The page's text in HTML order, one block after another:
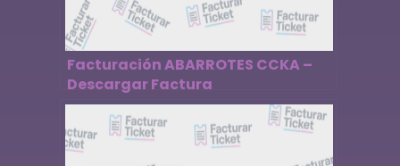
Facturación ABARROTES CCKA –
Descargar Factura